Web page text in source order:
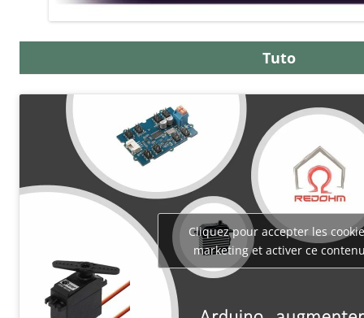
Tuto
Cliquez pour accepter les
marketing et activer ce